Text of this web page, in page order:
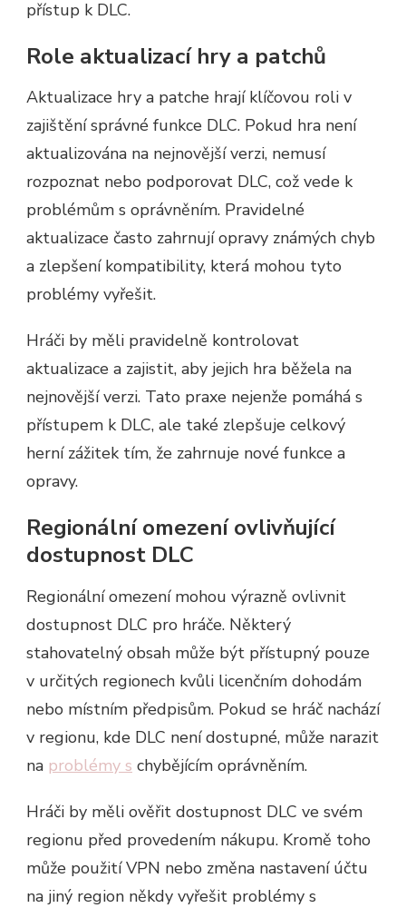
přístup k DLC.
Role aktualizací hry a patchů
Aktualizace hry a patche hrají klíčovou roli v
zajištění správné funkce DLC. Pokud hra není
aktualizována na nejnovější verzi, nemusí
rozpoznat nebo podporovat DLC, což vede k
problémům s oprávněním. Pravidelné
aktualizace často zahrnují opravy známých chyb
a zlepšení kompatibility, která mohou tyto
problémy vyřešit.
Hráči by měli pravidelně kontrolovat
aktualizace a zajistit, aby jejich hra běžela na
nejnovější verzi. Tato praxe nejenže pomáhá s
přístupem k DLC, ale také zlepšuje celkový
herní zážitek tím, že zahrnuje nové funkce a
opravy.
Regionální omezení ovlivňující
dostupnost DLC
Regionální omezení mohou výrazně ovlivnit
dostupnost DLC pro hráče. Některý
stahovatelný obsah může být přístupný pouze
v určitých regionech kvůli licenčním dohodám
nebo místním předpisům. Pokud se hráč nachází
v regionu, kde DLC není dostupné, může narazit
na problémy s chybějícím oprávněním.
Hráči by měli ověřit dostupnost DLC ve svém
regionu před provedením nákupu. Kromě toho
může použití VPN nebo změna nastavení účtu
na jiný region někdy vyřešit problémy s